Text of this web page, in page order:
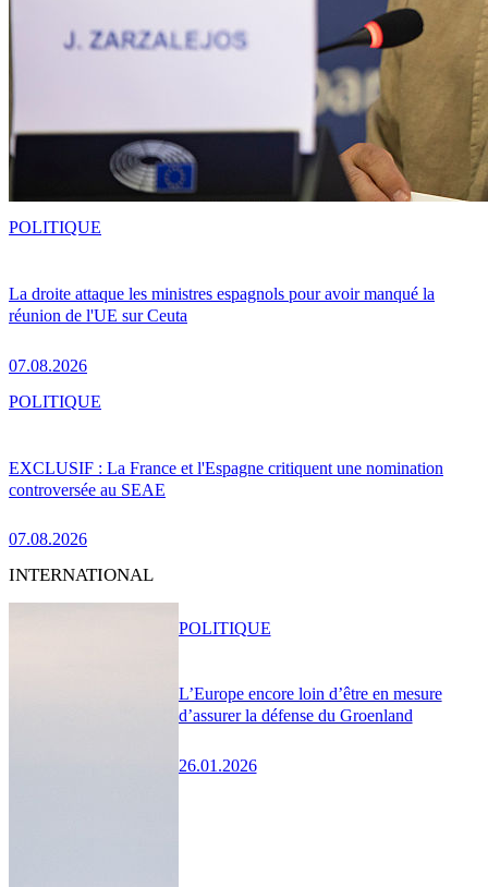
La droite attaque les ministres espagnols pour avoir manqué la
réunion de l'UE sur Ceuta
07.08.2026
POLITIQUE
EXCLUSIF : La France et l'Espagne critiquent une nomination
controversée au SEAE
07.08.2026
POLITIQUE
INTERNATIONAL
L’Europe encore loin d’être en mesure
d’assurer la défense du Groenland
26.01.2026
POLITIQUE